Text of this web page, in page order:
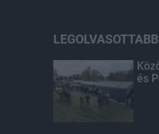
LEGOLVASOTTABB
és